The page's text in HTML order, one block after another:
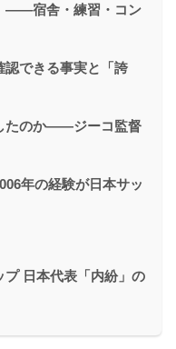
——宿舎・練習・コン
できる事実と「誇
たのか——ジーコ監督
年の経験が日本サッ
日本代表「内紛」の